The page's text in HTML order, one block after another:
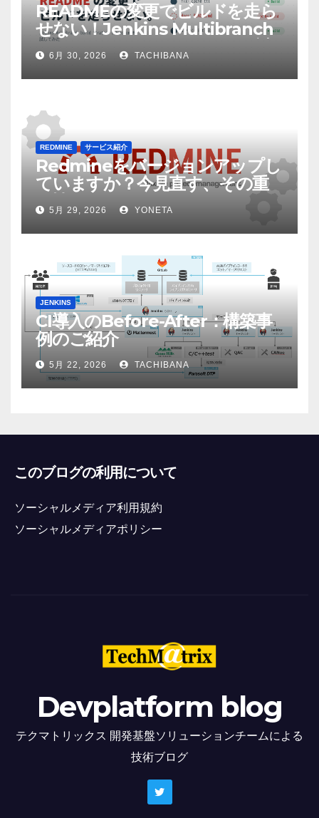
READMEの変更でビルドを走ら
せない！Jenkins Multibranch
build strategy extensionを試
してみた
6月 30, 2026 TACHIBANA
REDMINE サービス紹介
Redmineをバージョンアップし
ていますか？今見直す、その重
要性
5月 29, 2026 YONETA
JENKINS
CI導入のBefore-After：構築事
例のご紹介
5月 22, 2026 TACHIBANA
このブログの利用について
ソーシャルメディア利用規約
ソーシャルメディアポリシー
Devplatform blog
テクマトリックス 開発基盤ソリューションチームによる
技術ブログ